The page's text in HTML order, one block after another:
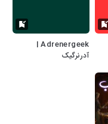
Adrenergeek |
آدرنرگیک